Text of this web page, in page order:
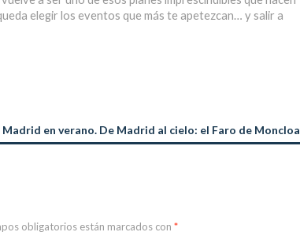
elegir los eventos que más te apetezcan… y salir a
en verano. De Madrid al cielo: el Faro de Moncloa
obligatorios están marcados con *